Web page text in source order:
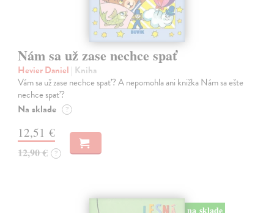
Nám sa už zase nechce spať
Hevier Daniel | Kniha
Vám sa už zase nechce spať? A nepomohla ani knižka Nám sa ešte
nechce spať?
Na sklade ?
12,51 €
12,90 € ?